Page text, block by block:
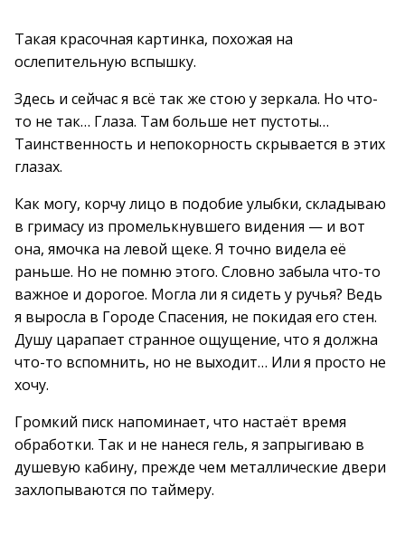
Такая красочная картинка, похожая на
ослепительную вспышку.
Здесь и сейчас я всё так же стою у зеркала. Но что-
то не так… Глаза. Там больше нет пустоты…
Таинственность и непокорность скрывается в этих
глазах.
Как могу, корчу лицо в подобие улыбки, складываю
в гримасу из промелькнувшего видения — и вот
она, ямочка на левой щеке. Я точно видела её
раньше. Но не помню этого. Словно забыла что-то
важное и дорогое. Могла ли я сидеть у ручья? Ведь
я выросла в Городе Спасения, не покидая его стен.
Душу царапает странное ощущение, что я должна
что-то вспомнить, но не выходит… Или я просто не
хочу.
Громкий писк напоминает, что настаёт время
обработки. Так и не нанеся гель, я запрыгиваю в
душевую кабину, прежде чем металлические двери
захлопываются по таймеру.